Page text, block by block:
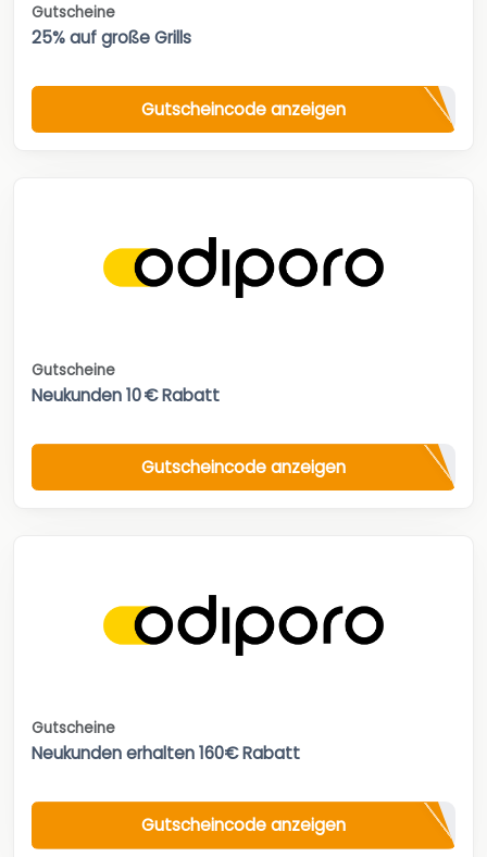
Gutscheine
25% auf große Grills
Gutscheincode anzeigen
Gutscheine
Neukunden 10 € Rabatt
Gutscheincode anzeigen
Gutscheine
Neukunden erhalten 160€ Rabatt
Gutscheincode anzeigen